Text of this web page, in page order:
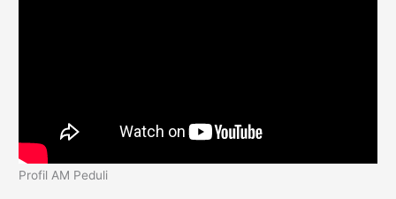
Profil AM Peduli